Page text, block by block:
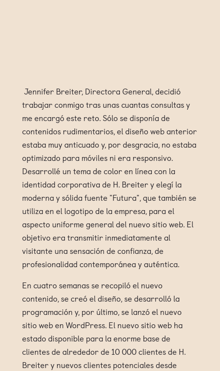
Jennifer Breiter, Directora General, decidió
trabajar conmigo tras unas cuantas consultas y
me encargó este reto. Sólo se disponía de
contenidos rudimentarios, el diseño web anterior
estaba muy anticuado y, por desgracia, no estaba
optimizado para móviles ni era responsivo.
Desarrollé un tema de color en línea con la
identidad corporativa de H. Breiter y elegí la
moderna y sólida fuente "Futura", que también se
utiliza en el logotipo de la empresa, para el
aspecto uniforme general del nuevo sitio web. El
objetivo era transmitir inmediatamente al
visitante una sensación de confianza, de
profesionalidad contemporánea y auténtica.
En cuatro semanas se recopiló el nuevo
contenido, se creó el diseño, se desarrolló la
programación y, por último, se lanzó el nuevo
sitio web en WordPress. El nuevo sitio web ha
estado disponible para la enorme base de
clientes de alrededor de 10 000 clientes de H.
Breiter y nuevos clientes potenciales desde